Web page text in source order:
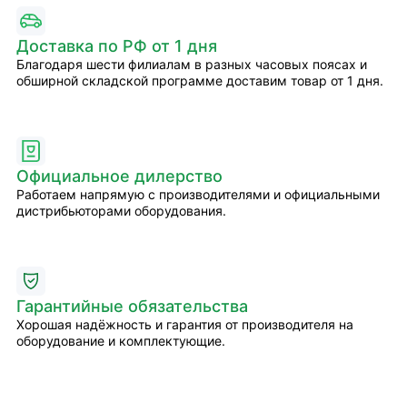
Доставка по РФ от 1 дня
Благодаря шести филиалам в разных часовых поясах и
обширной складской программе доставим товар от 1 дня.
Официальное дилерство
Работаем напрямую с производителями и официальными
дистрибьюторами оборудования.
Гарантийные обязательства
Хорошая надёжность и гарантия от производителя на
оборудование и комплектующие.